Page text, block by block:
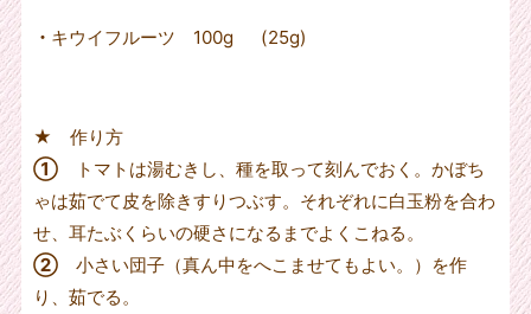
・ キウイフルーツ 100g (25g)
★ 作り方
① トマトは湯むきし、種を取って刻んでおく。かぼち
ゃは茹でて皮を除きすりつぶす。それぞれに白玉粉を合わ
せ、耳たぶくらいの硬さになるまでよくこねる。
② 小さい団子（真ん中をへこませてもよい。）を作
り、茹でる。